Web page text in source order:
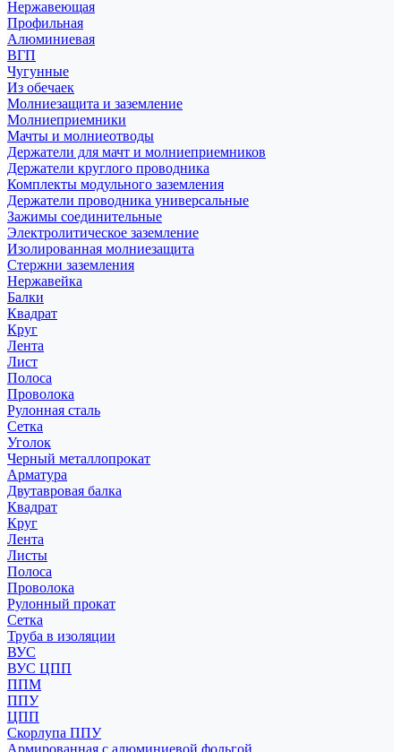
Нержавеющая
Профильная
Алюминиевая
ВГП
Чугунные
Из обечаек
Молниезащита и заземление
Молниеприемники
Мачты и молниеотводы
Держатели для мачт и молниеприемников
Держатели круглого проводника
Комплекты модульного заземления
Держатели проводника универсальные
Зажимы соединительные
Электролитическое заземление
Изолированная молниезащита
Стержни заземления
Нержавейка
Балки
Квадрат
Круг
Лента
Лист
Полоса
Проволока
Рулонная сталь
Сетка
Уголок
Черный металлопрокат
Арматура
Двутавровая балка
Квадрат
Круг
Лента
Листы
Полоса
Проволока
Рулонный прокат
Сетка
Труба в изоляции
ВУС
ВУС ЦПП
ППМ
ППУ
ЦПП
Скорлупа ППУ
Армированная с алюминиевой фольгой